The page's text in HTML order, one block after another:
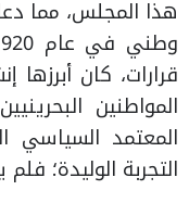
هذا المجلس، مما
قرارات، كان
المواطنين
المعتمد السياسي
التجربة الوليدة؛